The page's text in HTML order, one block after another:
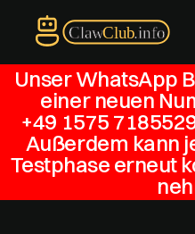
Unser WhatsApp
einer neuen
+49 1575
Außerdem kann
Testphase erneut